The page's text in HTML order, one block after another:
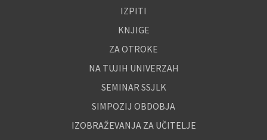
IZPITI
KNJIGE
ZA OTROKE
NA TUJIH UNIVERZAH
SEMINAR SSJLK
SIMPOZIJ OBDOBJA
IZOBRAŽEVANJA ZA UČITELJE